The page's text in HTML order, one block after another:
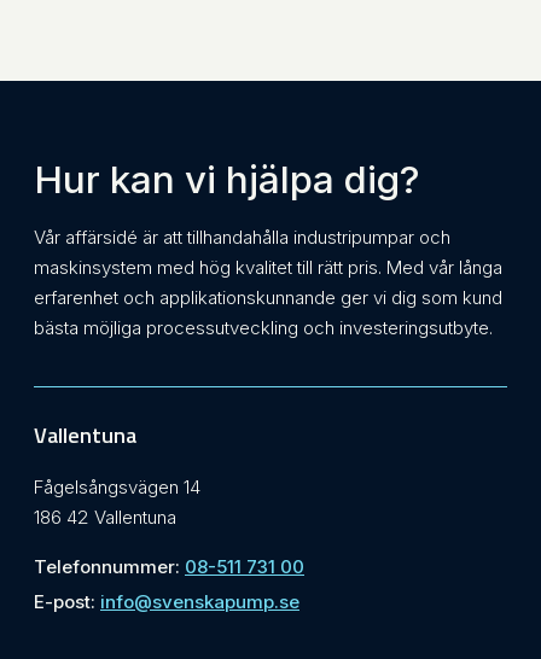
Hur kan vi hjälpa dig?
Vår affärsidé är att tillhandahålla industripumpar och
maskinsystem med hög kvalitet till rätt pris. Med vår långa
erfarenhet och applikationskunnande ger vi dig som kund
bästa möjliga processutveckling och investeringsutbyte.
Vallentuna
Fågelsångsvägen 14
186 42 Vallentuna
Telefonnummer: 08-511 731 00
E-post: info@svenskapump.se